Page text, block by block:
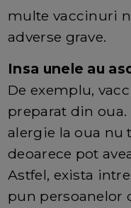
multe vaccinuri
adverse grave.
Insa unele au
De exemplu,
preparat din oua.
alergie la oua nu
deoarece pot
Astfel, exista
pun persoanelor